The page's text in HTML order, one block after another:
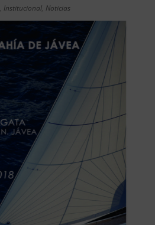
Institucional, Noticias